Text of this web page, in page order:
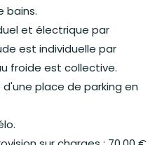
bains.
et électrique par
est individuelle par
froide est collective.
place de parking en